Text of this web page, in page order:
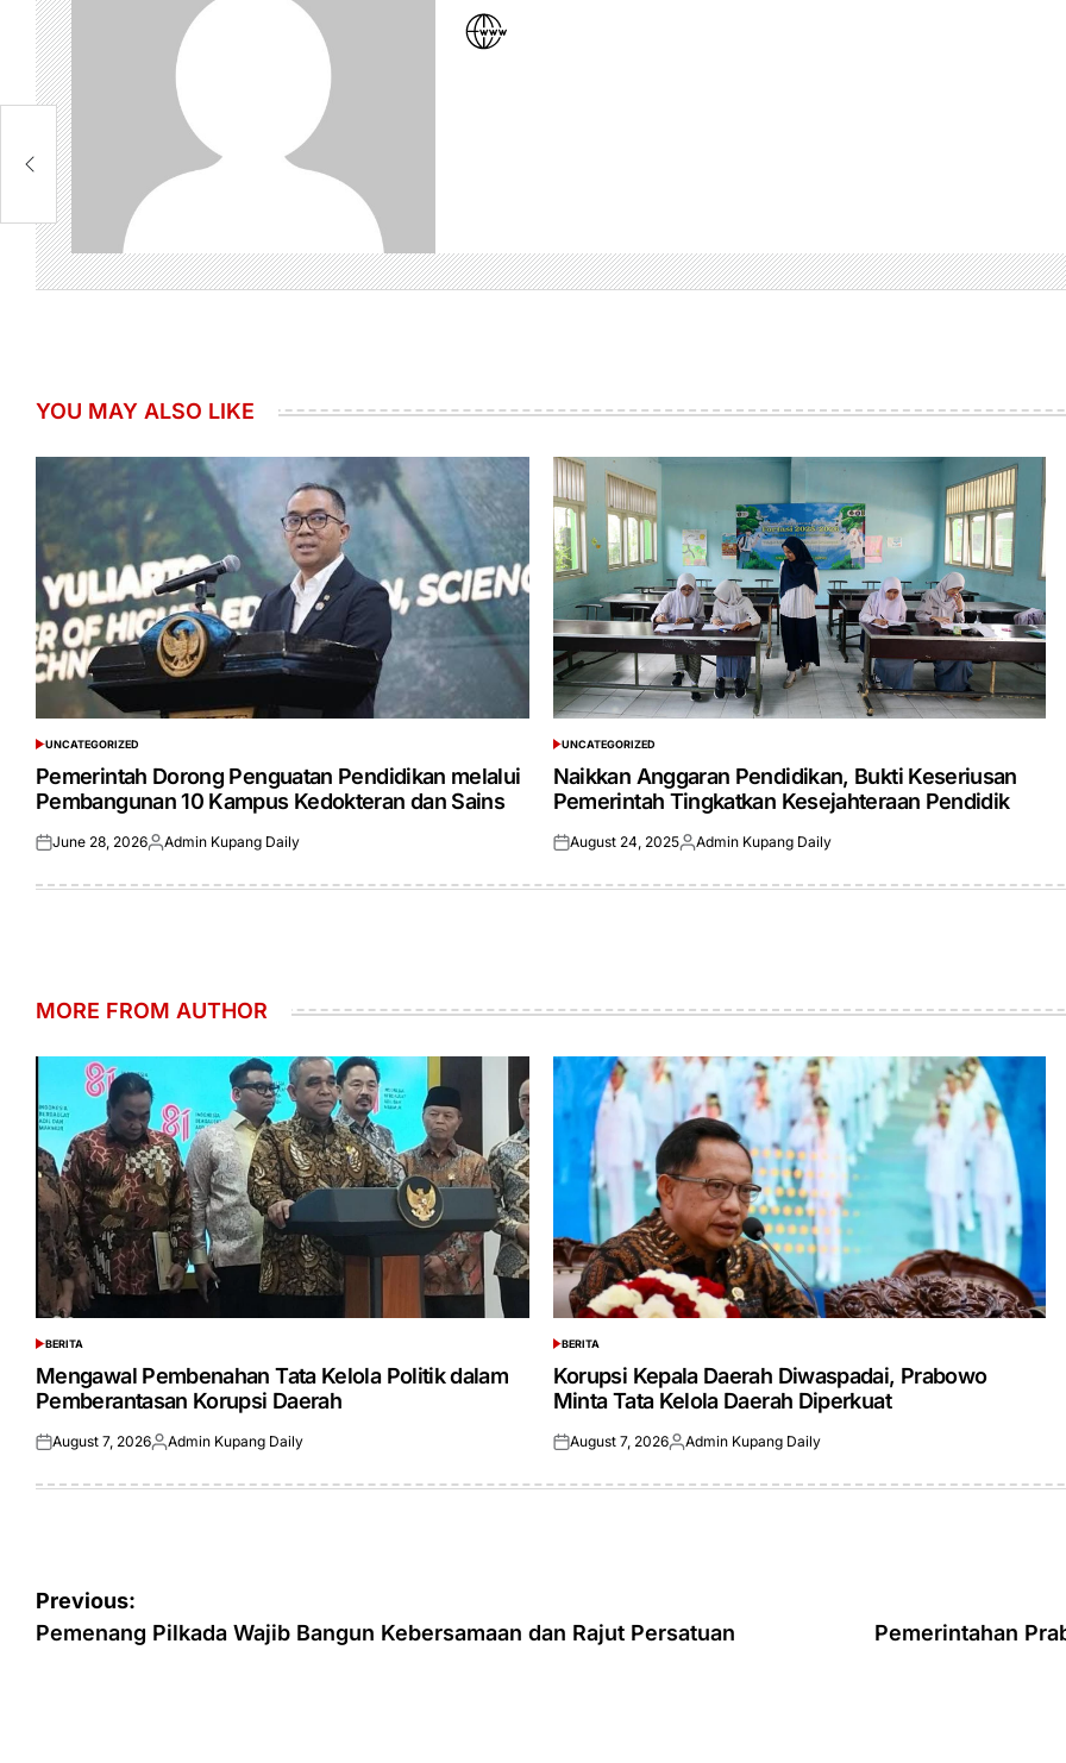
YOU MAY ALSO LIKE
POSTED
IN
UNCATEGORIZED
Pemerintah Dorong Penguatan Pendidikan melalui
Pembangunan 10 Kampus Kedokteran dan Sains
Posted
June 28, 2026Posted
Admin Kupang Daily
POSTED
IN
UNCATEGORIZED
Naikkan Anggaran Pendidikan, Bukti Keseriusan
Pemerintah Tingkatkan Kesejahteraan Pendidik
Posted
August 24, 2025Posted
Admin Kupang Daily
MORE FROM AUTHOR
POSTED
IN
BERITA
Mengawal Pembenahan Tata Kelola Politik dalam
Pemberantasan Korupsi Daerah
Posted
August 7, 2026Posted
Admin Kupang Daily
POSTED
IN
BERITA
Korupsi Kepala Daerah Diwaspadai, Prabowo
Minta Tata Kelola Daerah Diperkuat
Posted
August 7, 2026Posted
Admin Kupang Daily
Post
navigation
Previous:
Pemenang Pilkada Wajib Bangun Kebersamaan dan Rajut Persatuan
Pemerintahan